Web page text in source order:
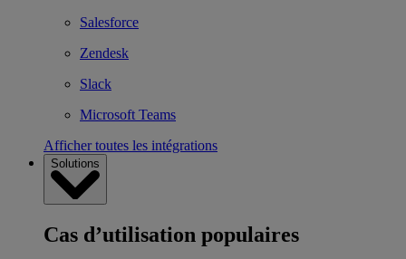
Salesforce
Zendesk
Slack
Microsoft Teams
Afficher toutes les intégrations
Solutions
Cas d’utilisation populaires